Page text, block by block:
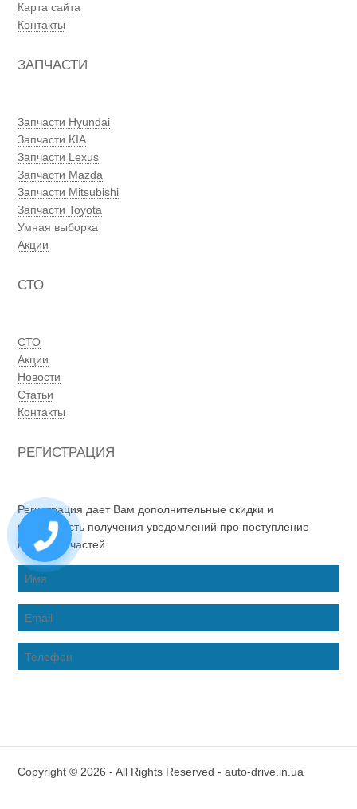
Карта сайта
Контакты
ЗАПЧАСТИ
Запчасти Hyundai
Запчасти KIA
Запчасти Lexus
Запчасти Mazda
Запчасти Mitsubishi
Запчасти Toyota
Умная выборка
Акции
СТО
СТО
Акции
Новости
Статьи
Контакты
РЕГИСТРАЦИЯ
Регистрация дает Вам дополнительные скидки и
возможность получения уведомлений про поступление
новых запчастей
Copyright © 2026 - All Rights Reserved - auto-drive.in.ua